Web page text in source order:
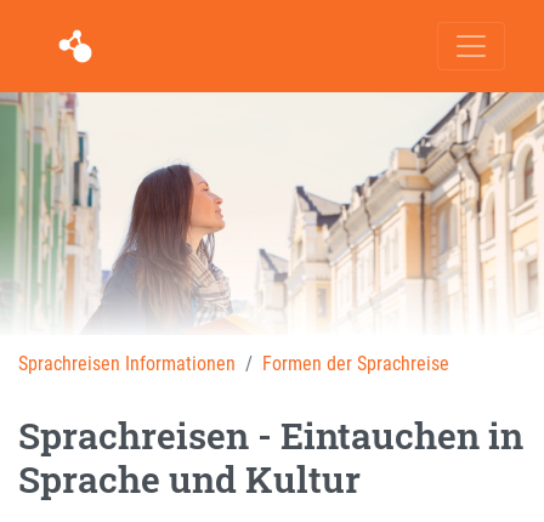
Sprachreisen Informationen Formen der Sprachreise
Sprachreisen - Eintauchen in
Sprache und Kultur